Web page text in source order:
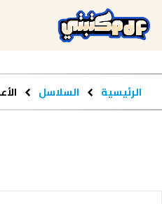
الرئيسية السلاسل